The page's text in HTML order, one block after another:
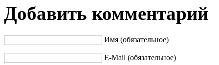
Добавить комментарий
Имя (обязательное)
E-Mail (обязательное)